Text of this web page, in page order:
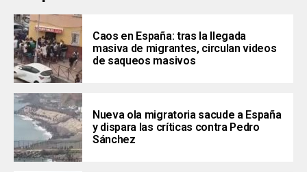
Caos en España: tras la llegada
masiva de migrantes, circulan videos
de saqueos masivos
Nueva ola migratoria sacude a España
y dispara las críticas contra Pedro
Sánchez